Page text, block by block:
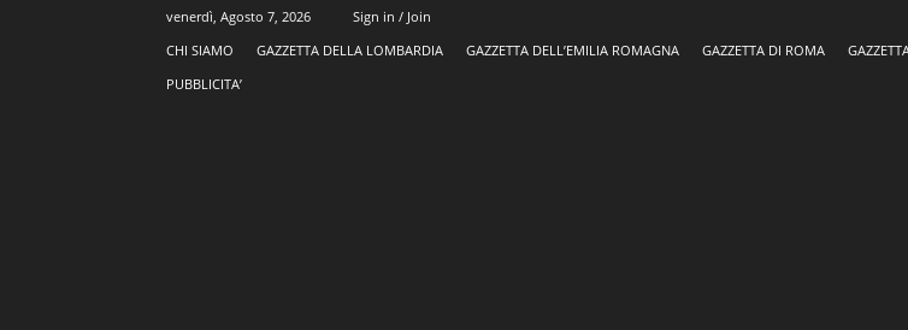
venerdì, Agosto 7, 2026
Sign in / Join
CHI SIAMO
GAZZETTA DELLA LOMBARDIA GAZZETTA DELL’EMILIA ROMAGNA GAZZETTA DI ROMA
PUBBLICITA’